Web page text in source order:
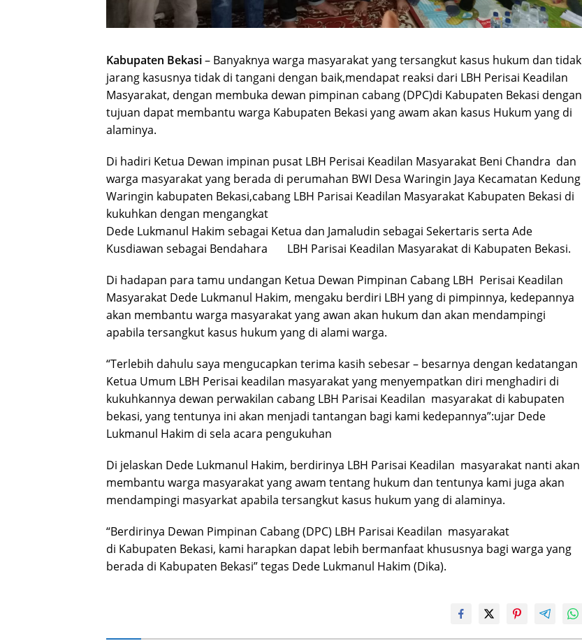
Kabupaten Bekasi– Banyaknya warga masyarakat yang tersangkut kasus hukum dan tidak
jarang kasusnya tidak di tangani dengan baik,mendapat reaksi dari LBH Perisai Keadilan
Masyarakat, dengan membuka dewan pimpinan cabang (DPC)di Kabupaten Bekasi dengan
tujuan dapat membantu warga Kabupaten Bekasi yang awam akan kasus Hukum yang di
alaminya.
Di hadiri Ketua Dewan impinan pusat LBH Perisai Keadilan Masyarakat Beni Chandra dan
warga masyarakat yang berada di perumahan BWI Desa Waringin Jaya Kecamatan Kedung
Waringin kabupaten Bekasi,cabang LBH Parisai Keadilan Masyarakat Kabupaten Bekasi di
kukuhkan dengan mengangkat
Dede Lukmanul Hakim sebagai Ketua dan Jamaludin sebagai Sekertaris serta Ade
Kusdiawan sebagai Bendahara LBH Parisai Keadilan Masyarakat di Kabupaten Bekasi.
Di hadapan para tamu undangan Ketua Dewan Pimpinan Cabang LBH Perisai Keadilan
Masyarakat Dede Lukmanul Hakim, mengaku berdiri LBH yang di pimpinnya, kedepannya
akan membantu warga masyarakat yang awan akan hukum dan akan mendampingi
apabila tersangkut kasus hukum yang di alami warga.
“Terlebih dahulu saya mengucapkan terima kasih sebesar – besarnya dengan kedatangan
Ketua Umum LBH Perisai keadilan masyarakat yang menyempatkan diri menghadiri di
kukuhkannya dewan perwakilan cabang LBH Parisai Keadilan masyarakat di kabupaten
bekasi, yang tentunya ini akan menjadi tantangan bagi kami kedepannya”:ujar Dede
Lukmanul Hakim di sela acara pengukuhan
Di jelaskan Dede Lukmanul Hakim, berdirinya LBH Parisai Keadilan masyarakat nanti akan
membantu warga masyarakat yang awam tentang hukum dan tentunya kami juga akan
mendampingi masyarkat apabila tersangkut kasus hukum yang di alaminya.
“Berdirinya Dewan Pimpinan Cabang (DPC) LBH Parisai Keadilan masyarakat
di Kabupaten Bekasi, kami harapkan dapat lebih bermanfaat khususnya bagi warga yang
berada di Kabupaten Bekasi” tegas Dede Lukmanul Hakim (Dika).